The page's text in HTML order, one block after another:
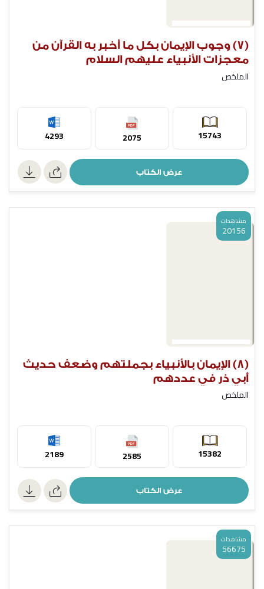
(7) وجوب الإيمان بكل ما أخبر به القرآن من
معجزات الأنبياء عليهم السلام
الملخص
15743
2075
4293
عرض الكتاب
مشاهدات
20156
(8) الإيمان بالأنبياء بجملتهم وضعف حديث
أبي ذر في عددهم
الملخص
15382
2585
2189
عرض الكتاب
مشاهدات
56675